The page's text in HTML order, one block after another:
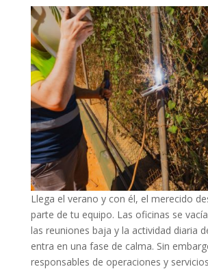
Llega el verano y con él, el merecido
parte de tu equipo. Las oficinas se
las reuniones baja y la actividad diaria
entra en una fase de calma. Sin
responsables de operaciones y